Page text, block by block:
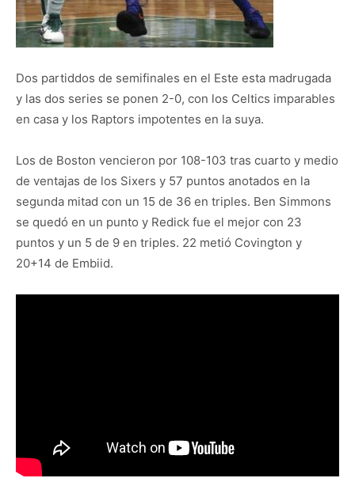
Dos partiddos de semifinales en el Este esta madrugada
y las dos series se ponen 2-0, con los Celtics imparables
en casa y los Raptors impotentes en la suya.
Los de Boston vencieron por 108-103 tras cuarto y medio
de ventajas de los Sixers y 57 puntos anotados en la
segunda mitad con un 15 de 36 en triples. Ben Simmons
se quedó en un punto y Redick fue el mejor con 23
puntos y un 5 de 9 en triples. 22 metió Covington y
20+14 de Embiid.